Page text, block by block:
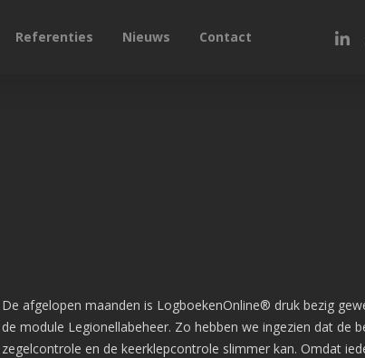
Referenties Nieuws Contact
De afgelopen maanden is LogboekenOnline® druk bezig
de module Legionellabeheer. Zo hebben we ingezien dat de
zegelcontrole en de keerklepcontrole slimmer kan. Omdat